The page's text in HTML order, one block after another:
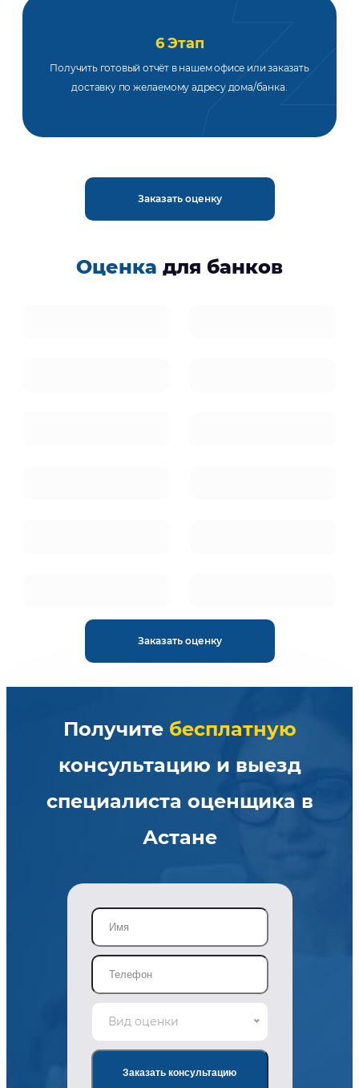
6 Этап
Получить готовый отчёт в нашем офисе или заказать
доставку по желаемому адресу дома/банка.
Заказать оценку
Оценка для банков
Заказать оценку
Получите бесплатную
консультацию и выезд
специалиста оценщика в
Астане
Вид оценки
Заказать консультацию